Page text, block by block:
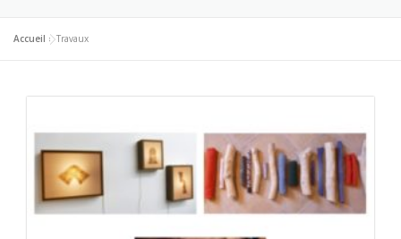
TEXTES
Accueil »Travaux